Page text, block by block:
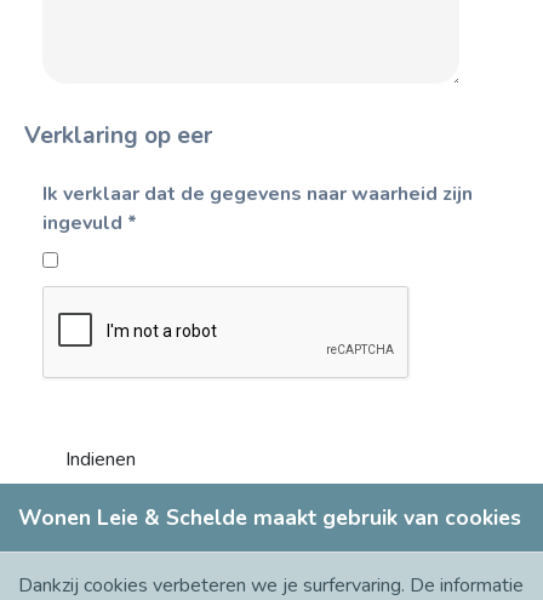
Verklaring op eer
Ik verklaar dat de gegevens naar waarheid zijn
ingevuld *
Wonen Leie & Schelde maakt gebruik van cookies
Dankzij cookies verbeteren we je surfervaring. De informatie